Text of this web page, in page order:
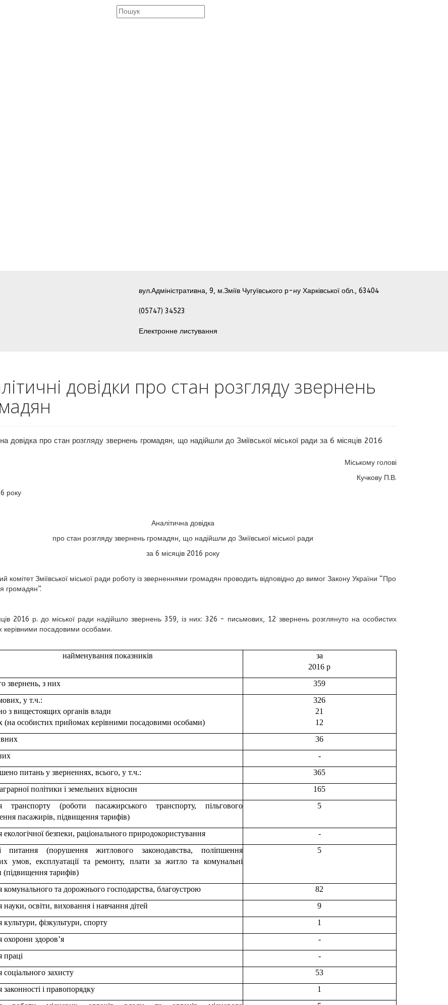
вул.Адміністративна, 9, м.Зміїв Чугуївського р-ну Харківської обл., 63404
(05747) 34523
Електронне листування
довідки про стан розгляду звернень
довідка про стан розгляду звернень громадян, що надійшли до Зміївської міської ради за 6 місяців 2016
Міському голові
Кучкову П.В.
року
Аналітична довідка
про стан розгляду звернень громадян, що надійшли до Зміївської міської ради
за 6 місяців 2016 року
комітетЗміївськоїміської ради роботу із зверненнями громадян проводить відповідно до вимог Закону України “Про
громадян”.
2016 р. до міської ради надійшло звернень 359, із них: 326 - письмових, 12 звернень розглянуто на особистих
керівними посадовими особами.
найменування показників
за
2016 р
звернень, з них
359
у т.ч.:
з вищестоящих органів влади
(на особистих прийомах керівними посадовими особами)
326
21
12
36
-
питань у зверненнях, всього, у т.ч.:
365
політики і земельних відносин
165
транспорту (роботи пасажирського транспорту, пільгового
пасажирів, підвищення тарифів)
5
екологічної безпеки, раціонального природокористування
-
питання (порушення житлового законодавства, поліпшення
умов, експлуатації та ремонту, плати за житло та комунальні
(підвищення тарифів)
5
комунального та дорожнього господарства, благоустрою
82
науки, освіти, виховання і навчання дітей
9
культури, фізкультури, спорту
1
охорони здоров’я
-
праці
-
соціального захисту
53
законності і правопорядку
1